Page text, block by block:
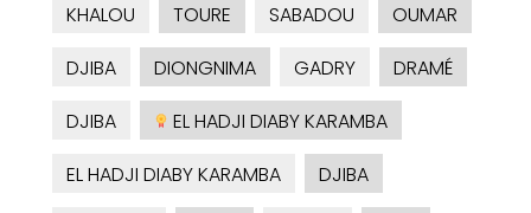
KHALOU
TOURE SABADOU
OUMAR
DJIBA
DIONGNIMA GADRY
DRAMÉ
DJIBA
EL HADJI DIABY KARAMBA
EL HADJI DIABY KARAMBA
DJIBA